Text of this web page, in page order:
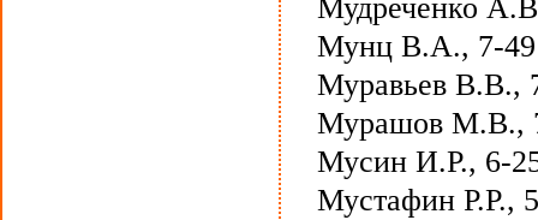
Мудреченко
Мунц В.А., 7-49
Муравьев В.В.,
Мурашов М.В.,
Мусин И.Р., 6-
Мустафин Р.Р.,